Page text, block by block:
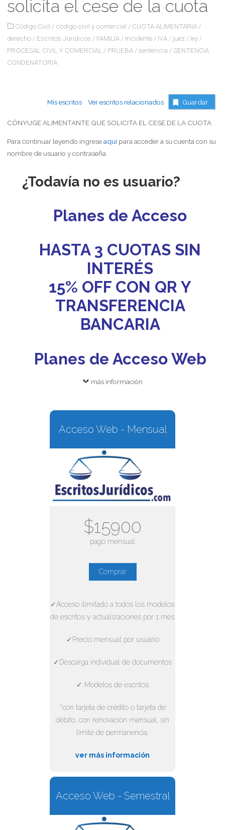
solicita el cese de la cuota
Código Civil / código civil y comercial / CUOTA ALIMENTARIA /
derecho / Escritos Jurídicos / FAMILIA / Incidente / IVA / juez / ley /
PROCESAL CIVIL Y COMERCIAL / PRUEBA / sentencia / SENTENCIA
CONDENATORIA
Mis escritos Ver escritos relacionados Guardar
CÓNYUGE ALIMENTANTE QUE SOLICITA EL CESE DE LA CUOTA
Para continuar leyendo ingreseaquípara acceder a su cuenta con su
nombre de usuario y contraseña.
¿Todavía no es usuario?
Planes de Acceso
HASTA 3 CUOTAS SIN
INTERÉS
15% OFF CON QR Y
TRANSFERENCIA
BANCARIA
Planes de Acceso Web
más información
Acceso Web - Mensual
$15900
pago mensual
Comprar
✓Acceso ilimitado a todos los modelos
de escritos y actualizaciones por 1 mes
✓Precio mensual por usuario
✓Descarga individual de documentos
✓ Modelos de escritos
*con tarjeta de crédito o tarjeta de
débito, con renovación mensual, sin
límite de permanencia.
ver más información
Acceso Web - Semestral